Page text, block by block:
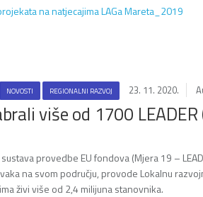
na natjecajima LAGa Mareta_2019
NOVOSTI REGIONALNI RAZVOJ 23. 11. 2020.
više od 1700 LEADER
provedbe EU fondova (Mjera 19 –
na svom području, provode Lokalnu
živi više od 2,4 milijuna stanovnika.